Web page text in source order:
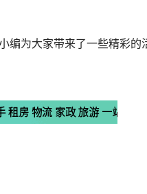
编为大家带来了一些精彩的